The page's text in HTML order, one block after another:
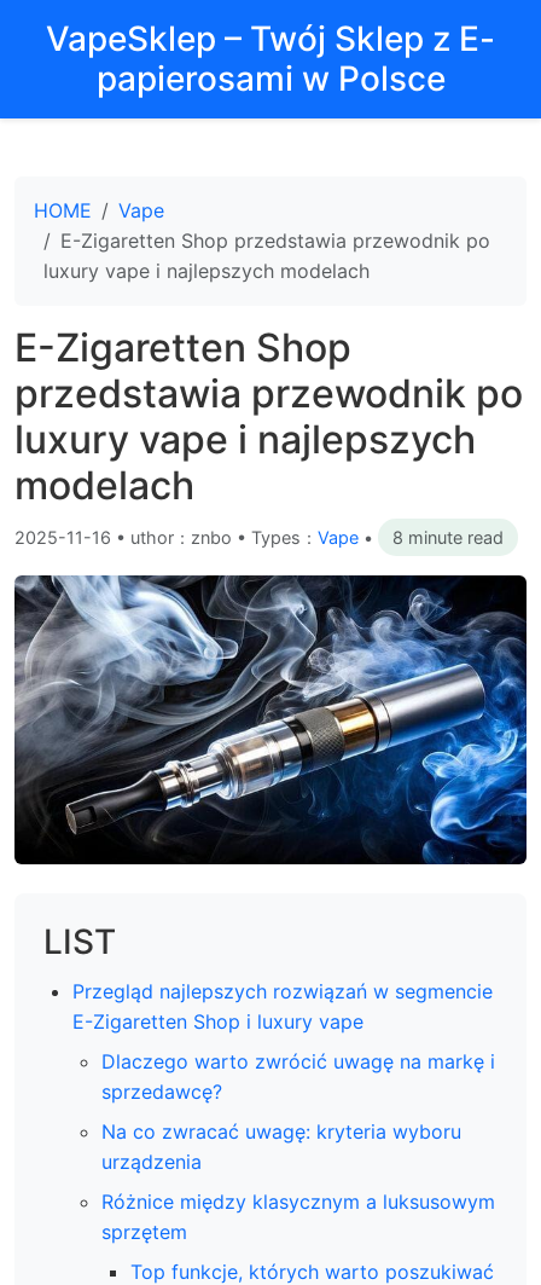
VapeSklep – Twój Sklep z E-
papierosami w Polsce
HOME
Vape
E-Zigaretten Shop przedstawia przewodnik po
luxury vape i najlepszych modelach
E-Zigaretten Shop
przedstawia przewodnik po
luxury vape i najlepszych
modelach
2025-11-16 • uthor：znbo • Types： Vape • 8 minute read
LIST
Przegląd najlepszych rozwiązań w segmencie
E-Zigaretten Shop i luxury vape
Dlaczego warto zwrócić uwagę na markę i
sprzedawcę?
Na co zwracać uwagę: kryteria wyboru
urządzenia
Różnice między klasycznym a luksusowym
sprzętem
Top funkcje, których warto poszukiwać